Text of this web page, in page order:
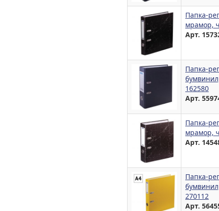
Папка-
мрамор,
Арт.
Папка-
162580
Арт.
Папка-
мрамор,
Арт.
Папка-
270112
Арт.